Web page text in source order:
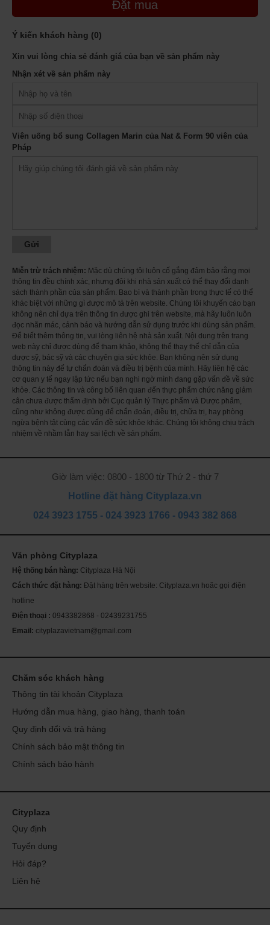
90 viên của Pháp
Evening primrose seed oil … 100 mg
(i.e. 150% of the Nutritional Reference Values)
Reduced Glutathione … 50 mg
Colloidal anhydrous silica … 1 mg
Công dụng của Viên uống bổ sung Collagen Marin của Nat & Form 90
viên của Pháp
✔ Hỗ trợ bổ sung collagen cho da
✔ Duy trì độ đàn hồi, căng mịn cho da
✔ Phục hồi, tái tạo da, khắc phục các khuyết điểm
✔ Thu hẹp lỗ chân lông
✔ Dưỡng ẩm từ bên trong, ngăn ngừa mất nước, sần sùi, khô ráp
✔ Hỗ trợ giúp da rạng rỡ, tươi tắn hơn
✔ Làm sáng da, giảm sản sinh hắc tố melanin, nám tàn nhang
✔ Chống oxy hóa, làm chậm quá trình lão hóa da
Hướng dẫn sử dụng
Lắc đều trước khi uống
Lưu ý:
bệnh
Sản phẩm dành cho người lớn trên 18 tuổi
Nếu đang mang thai, cho con bú hoặc đang dùng các loại thuốc chữa
bệnh khác, hỏi ý kiến bác sĩ trước khi sử dụng.
Để sản phẩm tránh xa tầm tay của trẻ em.
Không sử dụng sản phẩm nếu seal sản phẩm bị rách hoặc bị mất.
Đặt mua
Ý kiến khách hàng (0)
Xin vui lòng chia sẻ đánh giá của bạn về sản phẩm này
Nhận xét về sản phẩm này
Viên uống bổ sung Collagen Marin của Nat & Form 90 viên của
Pháp
Miễn trừ trách nhiệm: Mặc dù chúng tôi luôn cố gắng đảm bảo rằng mọi
thông tin đều chính xác, nhưng đôi khi nhà sản xuất có thể thay đổi danh
sách thành phần của sản phẩm. Bao bì và thành phần trong thực tế có thể
khác biệt với những gì được mô tả trên website. Chúng tôi khuyến cáo bạn
không nên chỉ dựa trên thông tin được ghi trên website, mà hãy luôn luôn
đọc nhãn mác, cảnh báo và hướng dẫn sử dụng trước khi dùng sản phẩm.
Để biết thêm thông tin, vui lòng liên hệ nhà sản xuất. Nội dung trên trang
web này chỉ được dùng để tham khảo, không thể thay thế chỉ dẫn của
dược sỹ, bác sỹ và các chuyên gia sức khỏe. Bạn không nên sử dụng
thông tin này để tự chẩn đoán và điều trị bệnh của mình. Hãy liên hệ các
cơ quan y tế ngay lập tức nếu bạn nghi ngờ mình đang gặp vấn đề về sức
khỏe. Các thông tin và công bố liên quan đến thực phẩm chức năng giảm
cân chưa được thẩm định bởi Cục quản lý Thực phẩm và Dược phẩm,
cũng như không được dùng để chẩn đoán, điều trị, chữa trị, hay phòng
ngừa bệnh tật cùng các vấn đề sức khỏe khác. Chúng tôi không chịu trách
nhiệm về nhầm lẫn hay sai lệch về sản phẩm.
Giờ làm việc: 0800 - 1800 từ Thứ 2 - thứ 7
Hotline đặt hàng Cityplaza.vn
024 3923 1755 - 024 3923 1766 - 0943 382 868
Văn phòng Cityplaza
Hệ thống bán hàng: Cityplaza Hà Nội
Cách thức đặt hàng: Đặt hàng trên website: Cityplaza.vn hoăc gọi điện
hotline
Điện thoại : 0943382868 - 02439231755
Email: cityplazavietnam@gmail.com
Chăm sóc khách hàng
Thông tin tài khoản Cityplaza
Hướng dẫn mua hàng, giao hàng, thanh toán
Quy định đổi và trả hàng
Chính sách bảo mật thông tin
Chính sách bảo hành
Cityplaza
Quy định
Tuyển dụng
Hỏi đáp?
Liên hệ